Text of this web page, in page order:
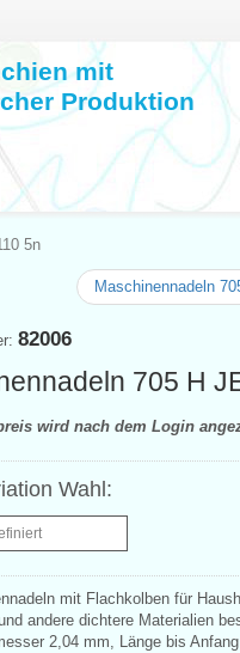
mit
Produktion
5n
Maschinennadeln
82006
705 H
wird nach dem Login
Wahl:
mit Flachkolben für
andere dichtere Materialien
2,04 mm, Länge bis